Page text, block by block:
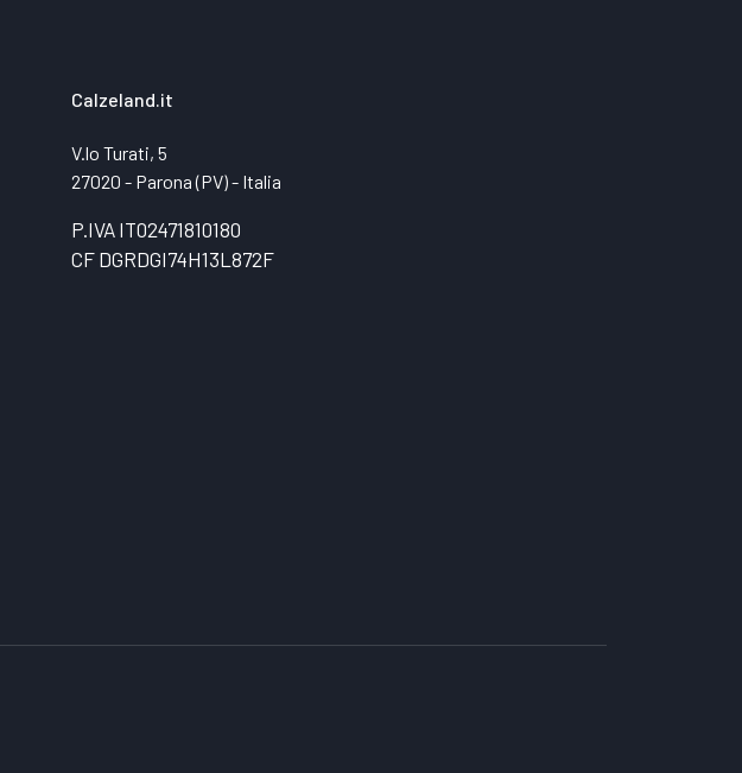
Calzeland.it
V.lo Turati, 5
27020 - Parona (PV) - Italia
P.IVA IT02471810180
CF DGRDGI74H13L872F